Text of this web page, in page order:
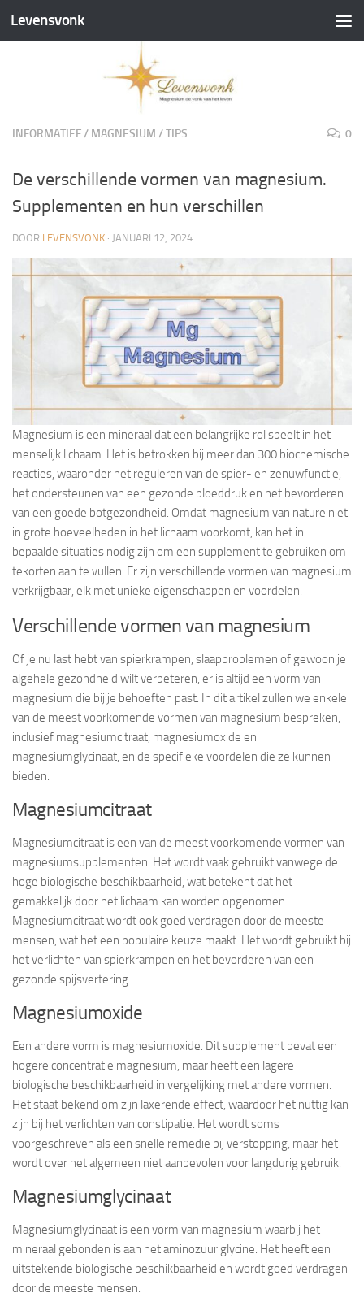
Doorgaan naar inhoud
Levensvonk
INFORMATIEF/ MAGNESIUM /TIPS 0
De verschillende vormen van magnesium.
Supplementen en hun verschillen
DOOR LEVENSVONK · JANUARI 12, 2024
Magnesium is een mineraal dat een belangrijke rol speelt in het
menselijk lichaam. Het is betrokken bij meer dan 300 biochemische
reacties, waaronder het reguleren van de spier- en zenuwfunctie,
het ondersteunen van een gezonde bloeddruk en het bevorderen
van een goede botgezondheid. Omdat magnesium van nature niet
in grote hoeveelheden in het lichaam voorkomt, kan het in
bepaalde situaties nodig zijn om een supplement te gebruiken om
tekorten aan te vullen. Er zijn verschillende vormen van magnesium
verkrijgbaar, elk met unieke eigenschappen en voordelen.
Verschillende vormen van magnesium
Of je nu last hebt van spierkrampen, slaapproblemen of gewoon je
algehele gezondheid wilt verbeteren, er is altijd een vorm van
magnesium die bij je behoeften past. In dit artikel zullen we enkele
van de meest voorkomende vormen van magnesium bespreken,
inclusief magnesiumcitraat, magnesiumoxide en
magnesiumglycinaat, en de specifieke voordelen die ze kunnen
bieden.
Magnesiumcitraat
Magnesiumcitraat is een van de meest voorkomende vormen van
magnesiumsupplementen. Het wordt vaak gebruikt vanwege de
hoge biologische beschikbaarheid, wat betekent dat het
gemakkelijk door het lichaam kan worden opgenomen.
Magnesiumcitraat wordt ook goed verdragen door de meeste
mensen, wat het een populaire keuze maakt. Het wordt gebruikt bij
het verlichten van spierkrampen en het bevorderen van een
gezonde spijsvertering.
Magnesiumoxide
Een andere vorm is magnesiumoxide. Dit supplement bevat een
hogere concentratie magnesium, maar heeft een lagere
biologische beschikbaarheid in vergelijking met andere vormen.
Het staat bekend om zijn laxerende effect, waardoor het nuttig kan
zijn bij het verlichten van constipatie. Het wordt soms
voorgeschreven als een snelle remedie bij verstopping, maar het
wordt over het algemeen niet aanbevolen voor langdurig gebruik.
Magnesiumglycinaat
Magnesiumglycinaat is een vorm van magnesium waarbij het
mineraal gebonden is aan het aminozuur glycine. Het heeft een
uitstekende biologische beschikbaarheid en wordt goed verdragen
door de meeste mensen.